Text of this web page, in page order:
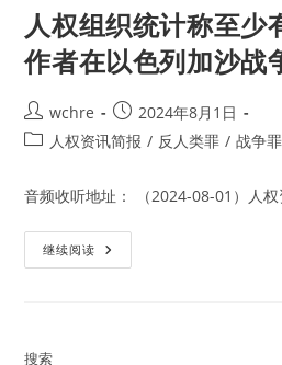
告
显
示
孟
加
抗
议
死
数
经
超
过
600
人权组织统计称至少
作者在以色列加沙战
Post
author:
wchre
Post
published:
2024年8月1日
Post人权资讯简报 / 反人类罪 / 战争罪
音频收听地址： （2024-08-01）人
继续阅读 人
权
搜索